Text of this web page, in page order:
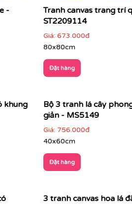
-
Tranh canvas trang trí
ST2209114
Giá: 673.000đ
80x80cm
Đặt hàng
khung
Bộ 3 tranh lá cây
giản - MS5149
Giá: 756.000đ
40x60cm
Đặt hàng
3 tranh canvas hoa lá